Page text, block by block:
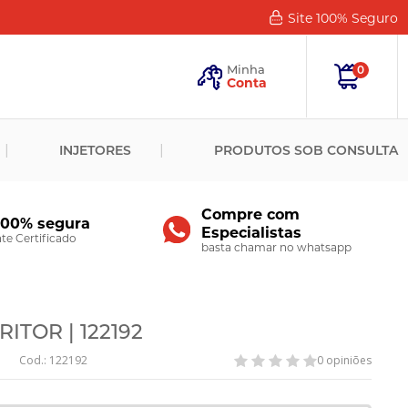
Site 100% Seguro
Minha
Conta
Senha?
Novo
CADASTRAR
0
INJETORES PRODUTOS SOB CONSULTA
segura
Certificado
Compre com
Especialistas
basta chamar no whatsapp
| 122192
Cod.: 122192 0 opiniões